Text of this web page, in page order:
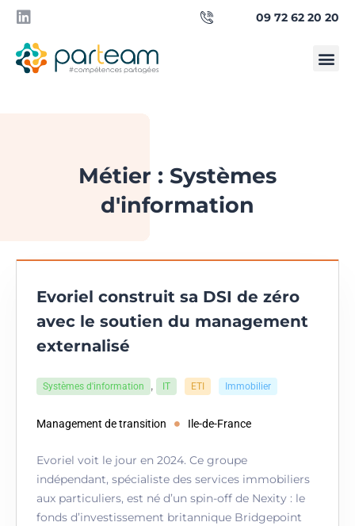
09 72 62 20 20
Métier : Systèmes
d'information
Evoriel construit sa DSI de zéro
avec le soutien du management
externalisé
Systèmes d'information , IT ETI Immobilier
Management de transition Ile-de-France
Evoriel voit le jour en 2024. Ce groupe
indépendant, spécialiste des services immobiliers
aux particuliers, est né d’un spin-off de Nexity : le
fonds d’investissement britannique Bridgepoint